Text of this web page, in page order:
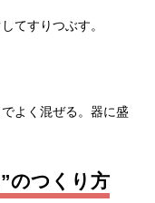
てすりつぶす。
よく混ぜる。器に盛
のつくり方